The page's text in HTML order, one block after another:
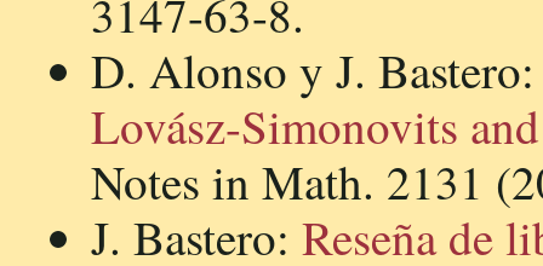
3147-63-8.
D. Alonso y J.
Lovász-Simonovits
Notes in Math. 2131
J. Bastero: Reseña de